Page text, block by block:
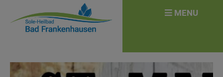
for: